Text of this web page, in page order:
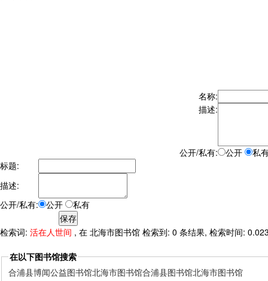
名称:
描述:
公开/私有: 公开
私
标题:
描述:
公开/私有:
公开 私有
检索词: 活在人世间 , 在 北海市图书馆 检索到: 0 条结果, 检索时间:
在以下图书馆搜索
合浦县博闻公益图书馆北海市图书馆合浦县图书馆北海市图书馆